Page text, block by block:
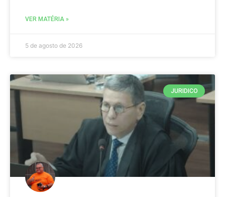
VER MATÉRIA »
5 de agosto de 2026
JURIDICO